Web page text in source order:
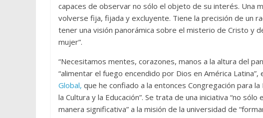
capaces de observar no sólo el objeto de su interés. Una
volverse fija, fijada y excluyente. Tiene la precisión de un
tener una visión panorámica sobre el misterio de Cristo y
mujer”.
“Necesitamos mentes, corazones, manos a la altura del
“alimentar el fuego encendido por Dios en América Latina”,
Global, que he confiado a la entonces Congregación para
la Cultura y la Educación”. Se trata de una iniciativa “no
manera significativa” a la misión de la universidad de